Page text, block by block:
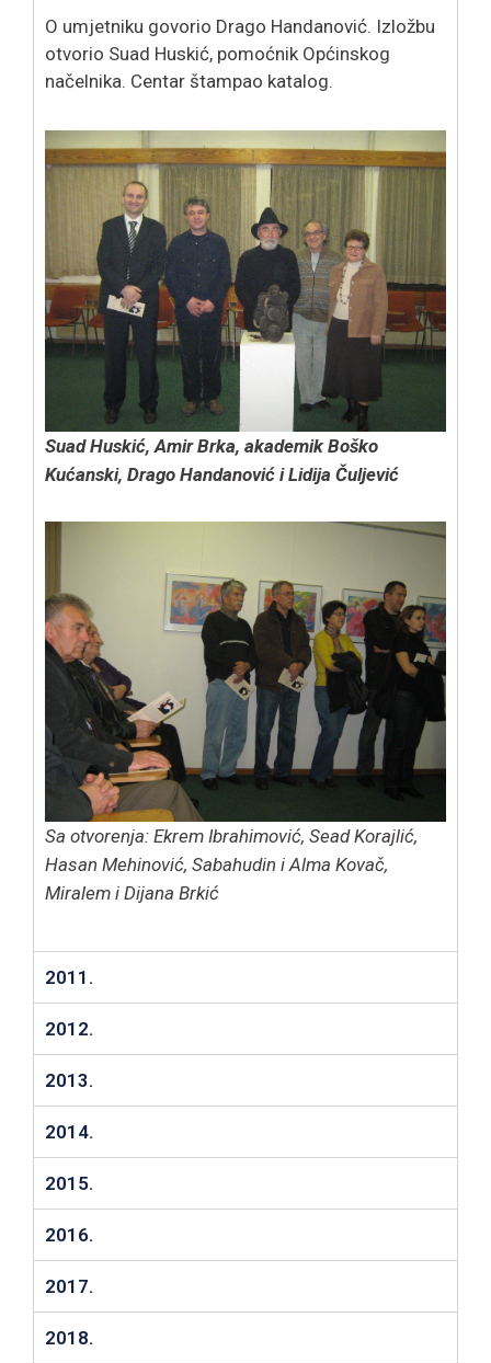
O umjetniku govorio Drago Handanović. Izložbu
otvorio Suad Huskić, pomoćnik Općinskog
načelnika. Centar štampao katalog.
Suad Huskić, Amir Brka, akademik Boško
Kućanski, Drago Handanović i Lidija Čuljević
Sa otvorenja: Ekrem Ibrahimović, Sead Korajlić,
Hasan Mehinović, Sabahudin i Alma Kovač,
Miralem i Dijana Brkić
2011.
2012.
2013.
2014.
2015.
2016.
2017.
2018.